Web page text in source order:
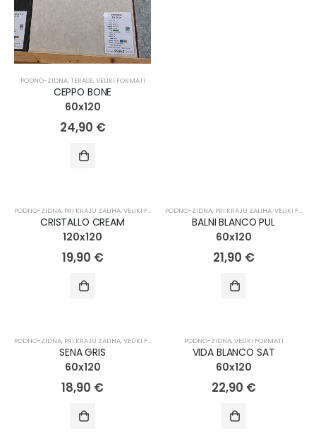
PODNO-ZIDNA, TERASE, VELIKI FORMATI
CEPPO BONE
60x120
24,90 €
PODNO-ZIDNA, PRI KRAJU ZALIHA, VELIKI FORMATI
CRISTALLO CREAM
120x120
19,90 €
PODNO-ZIDNA, PRI KRAJU ZALIHA, VELIKI FORMATI
BALNI BLANCO PUL
60x120
21,90 €
PODNO-ZIDNA, PRI KRAJU ZALIHA, VELIKI FORMATI
SENA GRIS
60x120
18,90 €
PODNO-ZIDNA, VELIKI FORMATI
VIDA BLANCO SAT
60x120
22,90 €